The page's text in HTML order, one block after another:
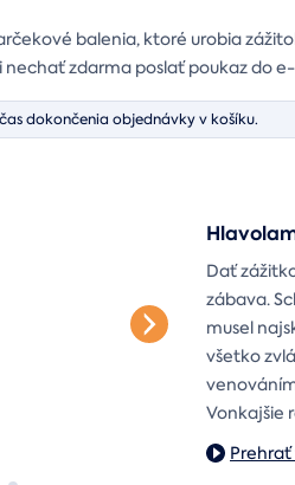
balenia, ktoré urobia
zdarma poslať poukaz do
dokončenia objednávky v košíku.
Dať
zábava.
musel
všetko
Vonkajšie